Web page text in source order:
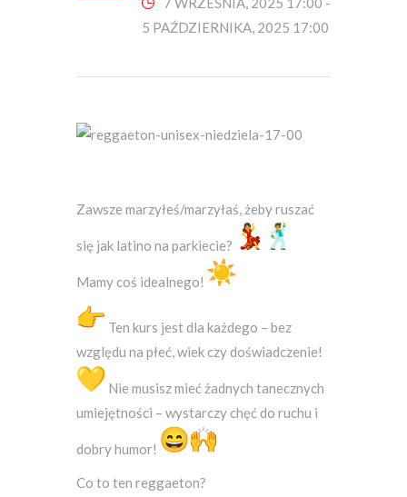
5 PAŹDZIERNIKA, 2025 17:00
Zawsze marzyłeś/marzyłaś, żeby ruszać
się jak latino na parkiecie?
Mamy coś idealnego!
Ten kurs jest dla każdego – bez
względu na płeć, wiek czy doświadczenie!
Nie musisz mieć żadnych tanecznych
umiejętności – wystarczy chęć do ruchu i
dobry humor!
Co to ten reggaeton?